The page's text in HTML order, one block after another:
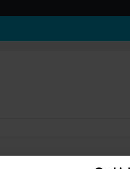
no es alto, pero para que según vaya